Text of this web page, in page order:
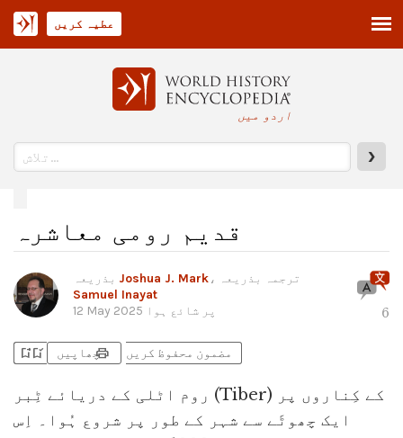
اردو میں
❯
عطیہ کریں
قدیم رومی معاشرہ
Joshua J. Mark
، ترجمہ بذریعہ
Samuel Inayat
12 May 2025 پر شائع ہوا 6
bookmark_addbookmark_added مضمون محفوظ کریں printچھاپیں
روم اٹلی کے دریائے ٹِبر (Tiber) کے کِناروں پر
ایک چھوٹَے سے شہر کے طور پر شروع ہُوا۔ اِس